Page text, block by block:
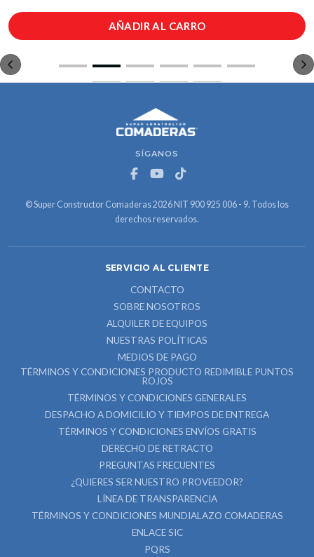
AÑADIR AL CARRO
SÍGANOS
© Super Constructor Comaderas 2026 NIT 900 925 006 - 9. Todos los
derechos reservados.
SERVICIO AL CLIENTE
CONTACTO
SOBRE NOSOTROS
ALQUILER DE EQUIPOS
NUESTRAS POLÍTICAS
MEDIOS DE PAGO
TÉRMINOS Y CONDICIONES PRODUCTO REDIMIBLE PUNTOS
ROJOS
TÉRMINOS Y CONDICIONES GENERALES
DESPACHO A DOMICILIO Y TIEMPOS DE ENTREGA
TÉRMINOS Y CONDICIONES ENVÍOS GRATIS
DERECHO DE RETRACTO
PREGUNTAS FRECUENTES
¿QUIERES SER NUESTRO PROVEEDOR?
LÍNEA DE TRANSPARENCIA
TÉRMINOS Y CONDICIONES MUNDIALAZO COMADERAS
ENLACE SIC
PQRS